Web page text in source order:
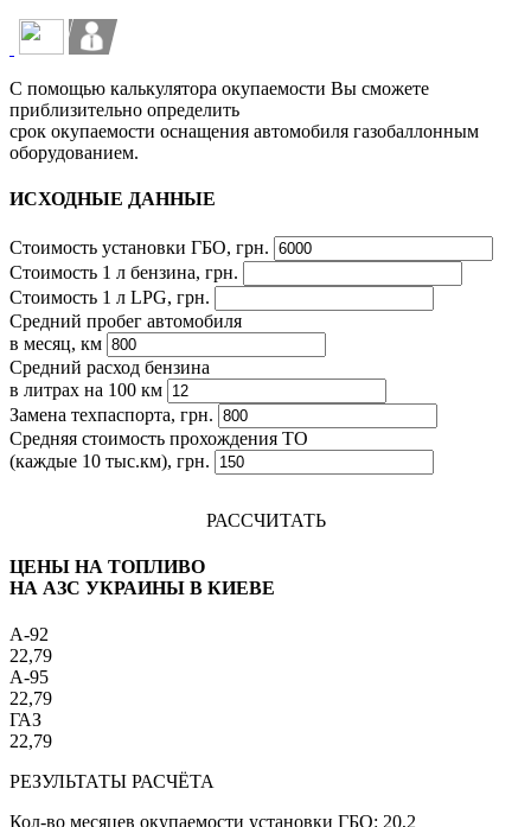
С помощью калькулятора окупаемости Вы сможете
приблизительно определить
срок окупаемости оснащения автомобиля газобаллонным
оборудованием.
ИСХОДНЫЕ ДАННЫЕ
Стоимость установки ГБО, грн.
Стоимость 1 л бензина, грн.
Стоимость 1 л LPG, грн.
Средний пробег автомобиля
в месяц, км
Средний расход бензина
в литрах на 100 км
Замена техпаспорта, грн.
Средняя стоимость прохождения ТО
(каждые 10 тыс.км), грн.
РАССЧИТАТЬ
ЦЕНЫ НА ТОПЛИВО
НА АЗС УКРАИНЫ В КИЕВЕ
A-92
22,79
A-95
22,79
ГАЗ
22,79
РЕЗУЛЬТАТЫ РАСЧЁТА
Кол-во месяцев окупаемости установки ГБО: 20,2